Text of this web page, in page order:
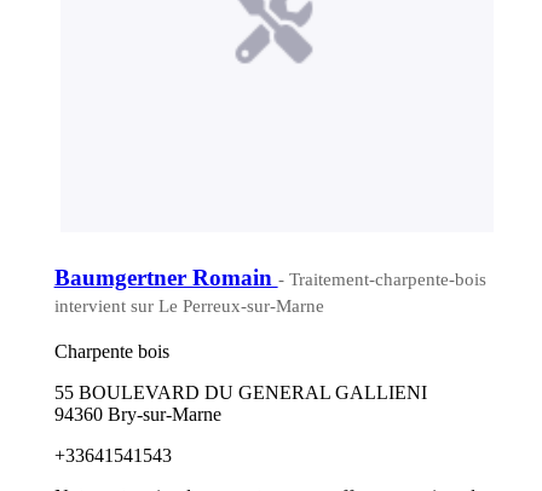
Baumgertner Romain - Traitement-charpente-bois
intervient sur Le Perreux-sur-Marne
Charpente bois
55 BOULEVARD DU GENERAL GALLIENI
94360 Bry-sur-Marne
+33641541543